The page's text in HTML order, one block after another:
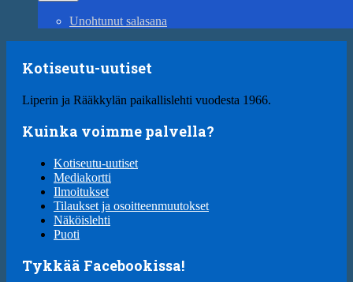
Unohtunut salasana
Kotiseutu-uutiset
Liperin ja Rääkkylän paikallislehti vuodesta 1966.
Kuinka voimme palvella?
Kotiseutu-uutiset
Mediakortti
Ilmoitukset
Tilaukset ja osoitteenmuutokset
Näköislehti
Puoti
Tykkää Facebookissa!